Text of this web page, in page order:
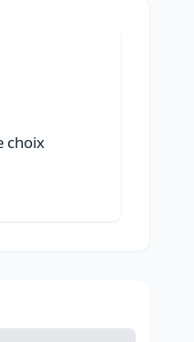
choix